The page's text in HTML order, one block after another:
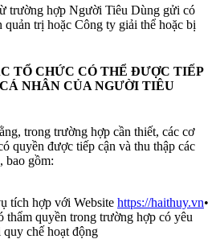
trường hợp Người Tiêu Dùng gửi có
trị hoặc Công ty giải thể hoặc bị
TỔ CHỨC CÓ THỂ ĐƯỢC TIẾP
NHÂN CỦA NGƯỜI TIÊU
trong trường hợp cần thiết, các cơ
quyền được tiếp cận và thu thập các
bao gồm:
tích hợp với Website https://haithuy.vn•
thẩm quyền trong trường hợp có yêu
chế hoạt động